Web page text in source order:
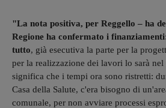
"La nota positiva, per Reggello – ha
Regione ha confermato i
tutto, già esecutiva la parte per la
per la realizzazione dei lavori lo sarà nel
significa che i tempi ora sono ristretti:
Casa della Salute, c'era bisogno di
comunale, per non avviare processi